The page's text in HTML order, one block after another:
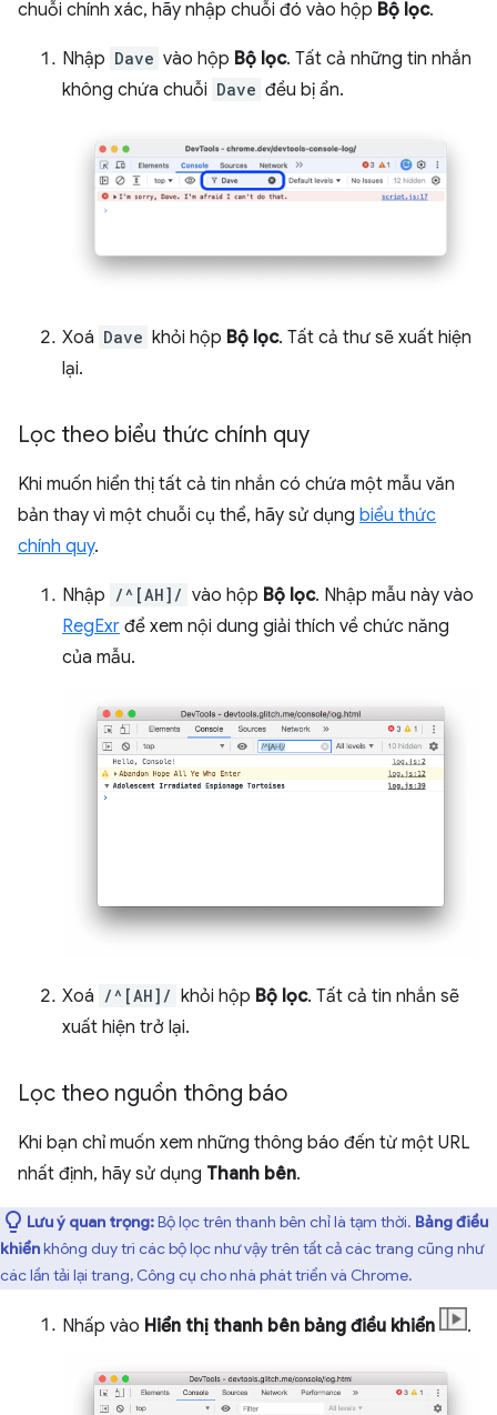
chuỗi chính xác, hãy nhập chuỗi đó vào hộp Bộ lọc.
Nhập Dave vào hộp Bộ lọc. Tất cả những tin nhắn
không chứa chuỗi Dave đều bị ẩn.
Xoá Dave khỏi hộp Bộ lọc. Tất cả thư sẽ xuất hiện
lại.
Lọc theo biểu thức chính quy
Khi muốn hiển thị tất cả tin nhắn có chứa một mẫu văn
bản thay vì một chuỗi cụ thể, hãy sử dụng biểu thức
chính quy.
Nhập /^[AH]/ vào hộp Bộ lọc. Nhập mẫu này vào
RegExr để xem nội dung giải thích về chức năng
của mẫu.
Xoá /^[AH]/ khỏi hộp Bộ lọc. Tất cả tin nhắn sẽ
xuất hiện trở lại.
Lọc theo nguồn thông báo
Khi bạn chỉ muốn xem những thông báo đến từ một URL
nhất định, hãy sử dụng Thanh bên.
Lưu ý quan trọng:Bộ lọc trên thanh bên chỉ là tạm thời. Bảng điều
khiểnkhông duy trì các bộ lọc như vậy trên tất cả các trang cũng như
các lần tải lại trang, Công cụ cho nhà phát triển và Chrome.
Nhấp vào Hiển thị thanh bên bảng điều khiển .